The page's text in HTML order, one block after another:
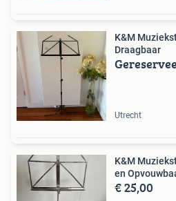
K&M
Draagbaar
Utrecht
K&M
en
€ 25,00